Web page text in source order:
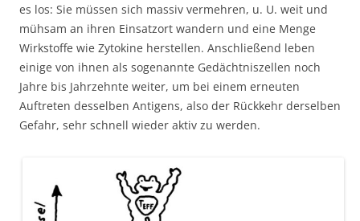
es los: Sie müssen sich massiv vermehren, u. U. weit und
mühsam an ihren Einsatzort wandern und eine Menge
Wirkstoffe wie Zytokine herstellen. Anschließend leben
einige von ihnen als sogenannte Gedächtniszellen noch
Jahre bis Jahrzehnte weiter, um bei einem erneuten
Auftreten desselben Antigens, also der Rückkehr derselben
Gefahr, sehr schnell wieder aktiv zu werden.